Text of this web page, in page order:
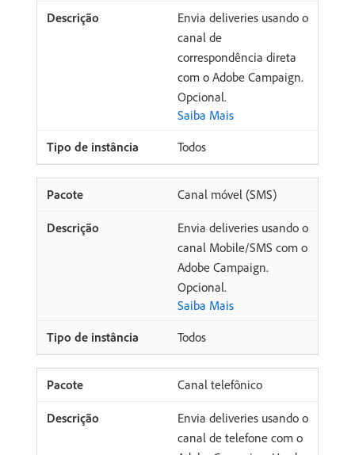
Envia deliveries usando o
canal de
correspondência direta
com o Adobe Campaign.
Opcional.
Saiba Mais
Todos
Canal móvel (SMS)
Envia deliveries usando o
canal Mobile/SMS com o
Adobe Campaign.
Opcional.
Saiba Mais
Todos
Canal telefônico
Envia deliveries usando o
canal de telefone com o